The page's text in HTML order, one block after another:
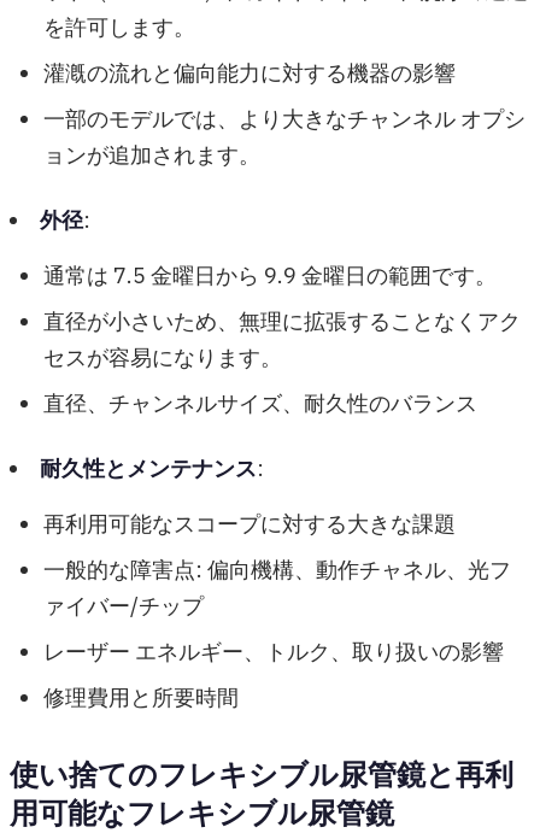
を許可します。
灌漑の流れと偏向能力に対する機器の影響
一部のモデルでは、より大きなチャンネル オプシ
ョンが追加されます。
外径:
通常は 7.5 金曜日から 9.9 金曜日の範囲です。
直径が小さいため、無理に拡張することなくアク
セスが容易になります。
直径、チャンネルサイズ、耐久性のバランス
耐久性とメンテナンス:
再利用可能なスコープに対する大きな課題
一般的な障害点: 偏向機構、動作チャネル、光フ
ァイバー/チップ
レーザー エネルギー、トルク、取り扱いの影響
修理費用と所要時間
使い捨てのフレキシブル尿管鏡と再利
用可能なフレキシブル尿管鏡